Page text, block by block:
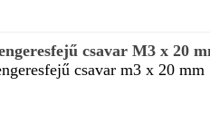
csavar M3 x 20
csavar m3 x 20